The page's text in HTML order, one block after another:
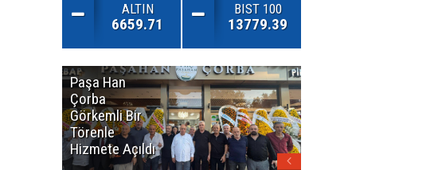
ALTIN
6659.71
BIST 100
13779.39
Paşa Han
Çorba
Görkemli Bir
Törenle
Hizmete Açıldı